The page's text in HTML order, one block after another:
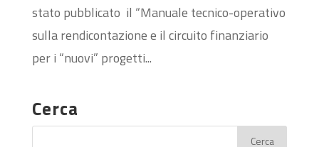
stato pubblicato il “Manuale tecnico-operativo
sulla rendicontazione e il circuito finanziario
per i “nuovi” progetti...
Cerca